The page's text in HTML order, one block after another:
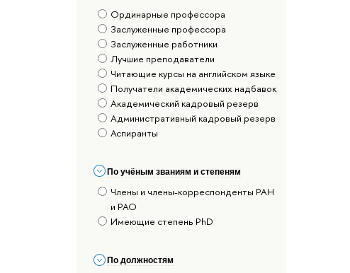
Ординарные профессора
Заслуженные профессора
Заслуженные работники
Лучшие преподаватели
Читающие курсы на английском языке
Получатели академических надбавок
Академический кадровый резерв
Административный кадровый резерв
Аспиранты
По учёным званиям и степеням
Члены и члены-корреспонденты РАН
и РАО
Имеющие степень PhD
По должностям